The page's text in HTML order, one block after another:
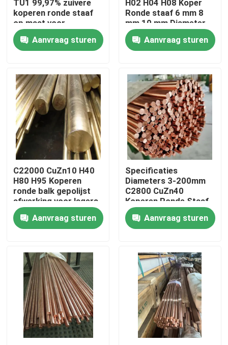
Huis
Producten
Videos
Ongeveer ons
Fabrieksreis
Kwaliteitscontrole
Nieuws
Gevallen
ss naadloze buis
TU1 99,97% zuivere
koperen ronde staaf
op maat voor
aardingssysteem
Aanvraag sturen
H02 H04 H08 Koper
Ronde staaf 6 mm 8
mm 10 mm Diameter
Voor elektrische
Aanvraag sturen
C22000 CuZn10 H40
H80 H95 Koperen
ronde balk gepolijst
afwerking voor lagers
en buizen
Aanvraag sturen
Specificaties
Diameters 3-200mm
C2800 CuZn40
Koperen Ronde Staaf
Helder Oppervlak
Aanvraag sturen